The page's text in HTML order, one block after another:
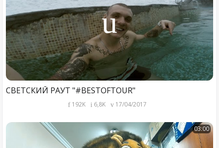
СВЕТСКИЙ РАУТ "#BESTOFTOUR"
192K 6,8K 17/04/2017
03:00